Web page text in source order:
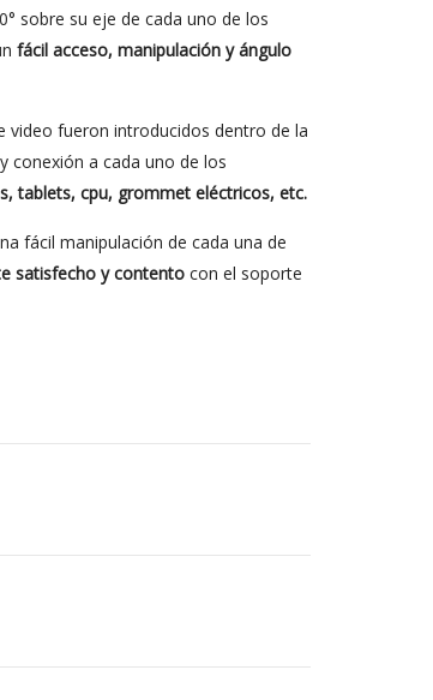
sobre su eje de cada uno de los
fácil acceso, manipulación y ángulo
video fueron introducidos dentro de la
conexión a cada uno de los
tablets, cpu, grommet eléctricos, etc.
fácil manipulación de cada una de
satisfecho y contentocon el soporte